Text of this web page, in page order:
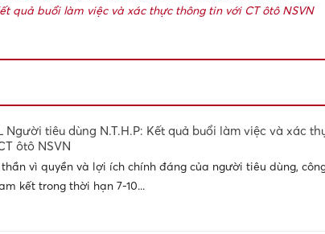
quả buổi làm việc và xác thực thông tin với CT ôtô NSVN
Người tiêu dùng N.T.H.P: Kết quả buổi làm việc và xác
ôtô NSVN
vì quyền và lợi ích chính đáng của người tiêu dùng,
kết trong thời hạn 7-10...